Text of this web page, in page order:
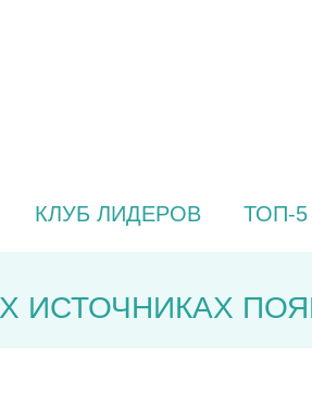
КЛУБ ЛИДЕРОВ ТОП-5
ИСТОЧНИКАХ